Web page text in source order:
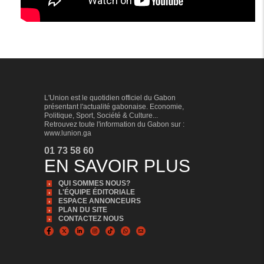
L'Union est le quotidien officiel du Gabon
présentant l'actualité gabonaise. Economie,
Politique, Sport, Société & Culture...
Retrouvez toute l'information du Gabon sur :
www.lunion.ga
01 73 58 60
EN SAVOIR PLUS
QUI SOMMES NOUS?
L'ÉQUIPE ÉDITORIALE
ESPACE ANNONCEURS
PLAN DU SITE
CONTACTEZ NOUS